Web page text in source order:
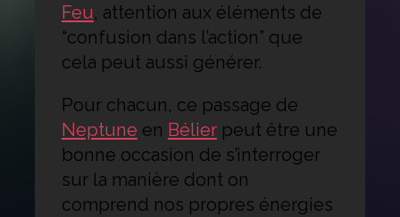
Feu, attention aux éléments de
“confusion dans l’action” que
cela peut aussi générer.
Pour chacun, ce passage de
Neptune en Bélierpeut être une
bonne occasion de s’interroger
sur la manière dont on
comprend nos propres énergies